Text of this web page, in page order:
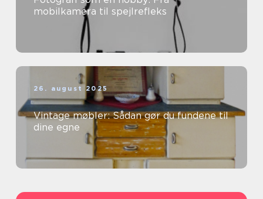
mobilkamera til spejlrefleks
26. august 2025
Vintage møbler: Sådan gør du fundene til
dine egne